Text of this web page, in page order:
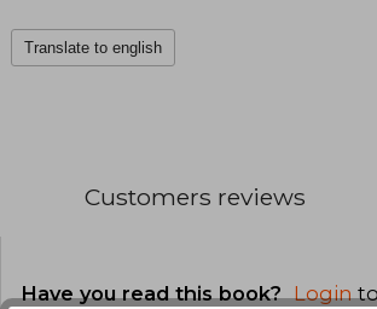
Translate to english
Customers reviews
Have you read this book? Login